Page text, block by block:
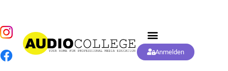
Anmelden